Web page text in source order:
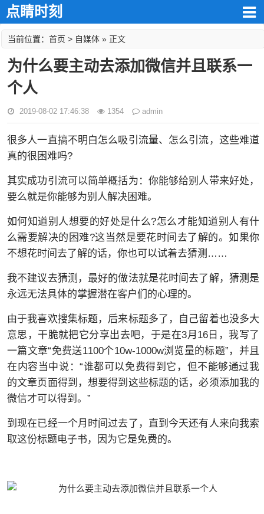
点睛时刻
当前位置： 首页 > 自媒体 » 正文
为什么要主动去添加微信并且联系一
个人
2019-08-02 17:46:38 1354 admin
很多人一直搞不明白怎么吸引流量、怎么引流，这些难道
真的很困难吗?
其实成功引流可以简单概括为：你能够给别人带来好处，
要么就是你能够为别人解决困难。
如何知道别人想要的好处是什么?怎么才能知道别人有什
么需要解决的困难?这当然是要花时间去了解的。如果你
不想花时间去了解的话，你也可以试着去猜测……
我不建议去猜测，最好的做法就是花时间去了解，猜测是
永远无法具体的掌握潜在客户们的心理的。
由于我喜欢搜集标题，后来标题多了，自己留着也没多大
意思，干脆就把它分享出去吧，于是在3月16日，我写了
一篇文章“免费送1100个10w-1000w浏览量的标题”，并且
在内容当中说：“谁都可以免费得到它，但不能够通过我
的文章页面得到，想要得到这些标题的话，必须添加我的
微信才可以得到。”
到现在已经一个月时间过去了，直到今天还有人来向我索
取这份标题电子书，因为它是免费的。